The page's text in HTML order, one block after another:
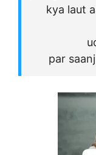
kya laut
par